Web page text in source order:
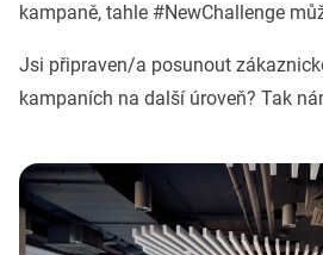
kampaně, tahle #NewChallenge
Jsi připraven/a posunout
kampaních na další úroveň? Tak